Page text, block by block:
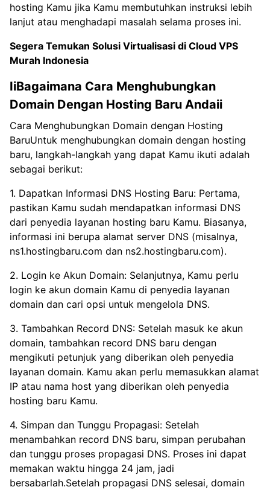
hosting Kamu jika Kamu membutuhkan instruksi lebih
lanjut atau menghadapi masalah selama proses ini.
Segera Temukan Solusi Virtualisasi di Cloud VPS
Murah Indonesia
IiBagaimana Cara Menghubungkan
Domain Dengan Hosting Baru Andaii
Cara Menghubungkan Domain dengan Hosting
BaruUntuk menghubungkan domain dengan hosting
baru, langkah-langkah yang dapat Kamu ikuti adalah
sebagai berikut:
1. Dapatkan Informasi DNS Hosting Baru: Pertama,
pastikan Kamu sudah mendapatkan informasi DNS
dari penyedia layanan hosting baru Kamu. Biasanya,
informasi ini berupa alamat server DNS (misalnya,
ns1.hostingbaru.com dan ns2.hostingbaru.com).
2. Login ke Akun Domain: Selanjutnya, Kamu perlu
login ke akun domain Kamu di penyedia layanan
domain dan cari opsi untuk mengelola DNS.
3. Tambahkan Record DNS: Setelah masuk ke akun
domain, tambahkan record DNS baru dengan
mengikuti petunjuk yang diberikan oleh penyedia
layanan domain. Kamu akan perlu memasukkan alamat
IP atau nama host yang diberikan oleh penyedia
hosting baru Kamu.
4. Simpan dan Tunggu Propagasi: Setelah
menambahkan record DNS baru, simpan perubahan
dan tunggu proses propagasi DNS. Proses ini dapat
memakan waktu hingga 24 jam, jadi
bersabarlah.Setelah propagasi DNS selesai, domain